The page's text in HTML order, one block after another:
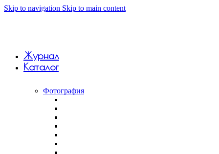
Skip to navigation Skip to main content
Журнал
Каталог
Фотография